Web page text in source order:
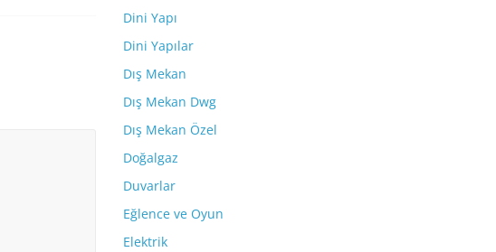
Dini Yapı
Dini Yapılar
Dış Mekan
Dış Mekan Dwg
Dış Mekan Özel
Doğalgaz
Duvarlar
Eğlence ve Oyun
Elektrik